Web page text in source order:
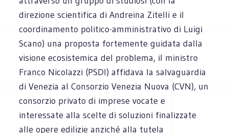
direzione scientifica di Andreina Zitelli e il
coordinamento politico-amministrativo di Luigi
Scano) una proposta fortemente guidata dalla
visione ecosistemica del problema, il ministro
Franco Nicolazzi (PSDI) affidava la salvaguardia
di Venezia al Consorzio Venezia Nuova (CVN), un
consorzio privato di imprese vocate e
interessate alla scelte di soluzioni finalizzate
alle opere edilizie anziché alla tutela